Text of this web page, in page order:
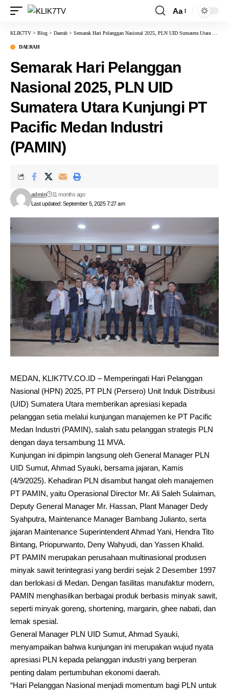
Aa
KLIK7TV > Blog > Daerah > Semarak Hari Pelanggan Nasional 2025, PLN UID Sumatera Utara Kunjungi PT Pacific Medan Industri (PAMIN)
DAERAH
Semarak Hari Pelanggan
Nasional 2025, PLN UID
Sumatera Utara Kunjungi PT
Pacific Medan Industri
(PAMIN)
Last updated: September 5, 2025 7:27 am
admin 11 months ago
MEDAN, KLIK7TV.CO.ID – Memperingati Hari Pelanggan
Nasional (HPN) 2025, PT PLN (Persero) Unit Induk Distribusi
(UID) Sumatera Utara memberikan apresiasi kepada
pelanggan setia melalui kunjungan manajemen ke PT Pacific
Medan Industri (PAMIN), salah satu pelanggan strategis PLN
dengan daya tersambung 11 MVA.
Kunjungan ini dipimpin langsung oleh General Manager PLN
UID Sumut, Ahmad Syauki, bersama jajaran, Kamis
(4/9/2025). Kehadiran PLN disambut hangat oleh manajemen
PT PAMIN, yaitu Operasional Director Mr. Ali Saleh Sulaiman,
Deputy General Manager Mr. Hassan, Plant Manager Dedy
Syahputra, Maintenance Manager Bambang Julianto, serta
jajaran Maintenance Superintendent Ahmad Yani, Hendra Tito
Bintang, Priopurwanto, Deny Wahyudi, dan Yassen Khalid.
PT PAMIN merupakan perusahaan multinasional produsen
minyak sawit terintegrasi yang berdiri sejak 2 Desember 1997
dan berlokasi di Medan. Dengan fasilitas manufaktur modern,
PAMIN menghasilkan berbagai produk berbasis minyak sawit,
seperti minyak goreng, shortening, margarin, ghee nabati, dan
lemak spesial.
General Manager PLN UID Sumut, Ahmad Syauki,
menyampaikan bahwa kunjungan ini merupakan wujud nyata
apresiasi PLN kepada pelanggan industri yang berperan
penting dalam pertumbuhan ekonomi daerah.
“Hari Pelanggan Nasional menjadi momentum bagi PLN untuk